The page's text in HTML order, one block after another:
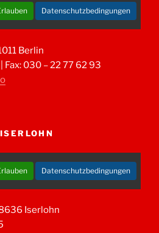
Datenschutzbedingungen
Berlin
Fax: 030 – 22 77 62 93
Datenschutzbedingungen
Iserlohn